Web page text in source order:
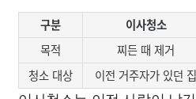
구분 이사청소
목적
찌든 때 제거
청소 대상
이전 거주자가 있던 집